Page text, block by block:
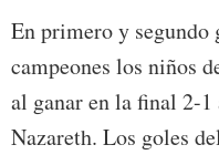
En primero y segundo
campeones los niños
al ganar en la final 2-1
Nazareth. Los goles